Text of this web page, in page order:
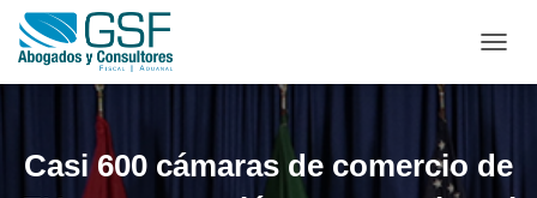
A
I
A
Casi 600 cámaras de comercio de